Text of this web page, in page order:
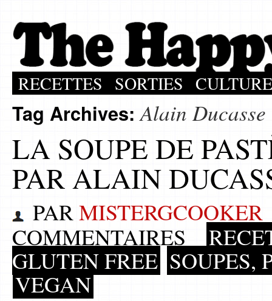
RECETTES SORTIES CULTURE
Tag Archives:Alain Ducasse
LA SOUPE DE
PAR ALAIN
PARMISTERGCOOKER
COMMENTAIRES
GLUTEN FREE SOUPES,
VEGAN